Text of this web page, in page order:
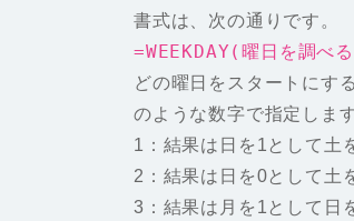
書式は、次の通りです。
=WEEKDAY(曜日を調べ
どの曜日をスタートにす
のような数字で指定します
1：結果は日を1として土
2：結果は日を0として土
3：結果は月を1として日